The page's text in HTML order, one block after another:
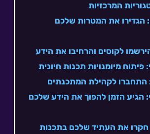
המרכזיות
הגדירו את המטרות שלכם
לקוסים והרחיבו את הידע
מיומנויות תכנות חיונית
התחברו לקהילת המתכנתים
הגיע הזמן להפוך את הידע שלכם
חקרו את העתיד שלכם בתכנות